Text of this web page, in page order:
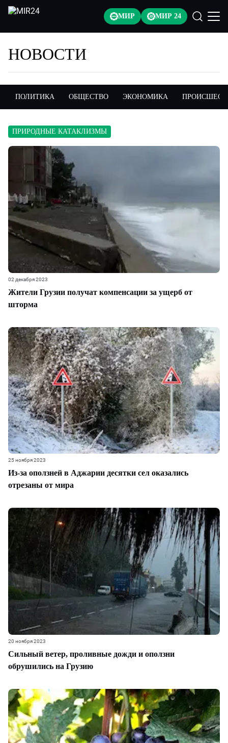
МИР МИР 24
НОВОСТИ
ПОЛИТИКА ОБЩЕСТВО ЭКОНОМИКА
ПРИРОДНЫЕ КАТАКЛИЗМЫ
Жители Грузии получат компенсации за ущерб от
шторма
02 декабря 2023
Из-за оползней в Аджарии десятки сел оказались
отрезаны от мира
25 ноября 2023
Сильный ветер, проливные дожди и оползни
обрушились на Грузию
20 ноября 2023